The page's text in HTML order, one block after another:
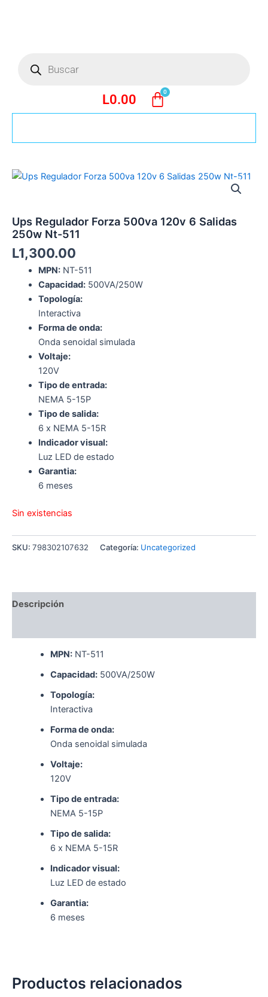
productos
L0.00
Ups Regulador Forza 500va 120v 6 Salidas
250w Nt-511
L1,300.00
MPN:NT-511
Capacidad: 500VA/250W
Topología:
Interactiva
Forma de onda:
Onda senoidal simulada
Voltaje:
120V
Tipo de entrada:
NEMA 5-15P
Tipo de salida:
6 x NEMA 5-15R
Indicador visual:
Luz LED de estado
Garantia:
6 meses
Sin existencias
SKU: 798302107632 Categoría: Uncategorized
Descripción
MPN:NT-511
Capacidad: 500VA/250W
Topología:
Interactiva
Forma de onda:
Onda senoidal simulada
Voltaje:
120V
Tipo de entrada:
NEMA 5-15P
Tipo de salida:
6 x NEMA 5-15R
Indicador visual:
Luz LED de estado
Garantia:
6 meses
Productos relacionados